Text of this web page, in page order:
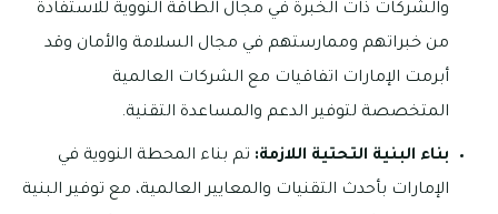
والشركات ذات الخبرة في مجال الطاقة النووية للاستفادة
من خبراتهم وممارستهم في مجال السلامة والأمان وقد
أبرمت الإمارات اتفاقيات مع الشركات العالمية
المتخصصة لتوفير الدعم والمساعدة التقنية.
بناء البنية التحتية اللازمة: تم بناء المحطة النووية في
الإمارات بأحدث التقنيات والمعايير العالمية، مع توفير البنية